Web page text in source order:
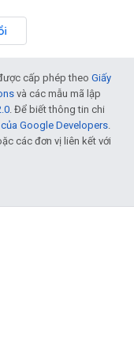
cấp phép theo Giấy
và các mẫu mã lập
. Để biết thông tin chi
Google Developers.
các đơn vị liên kết với